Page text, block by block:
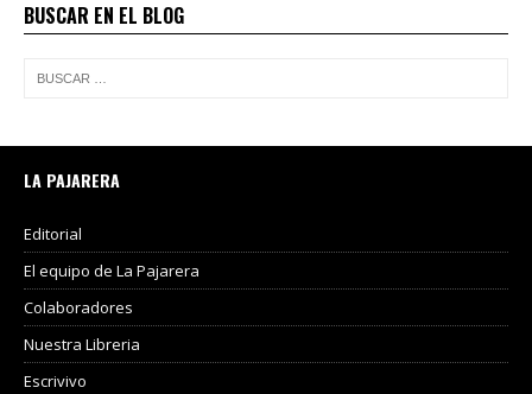
BUSCAR EN EL BLOG
LA PAJARERA
Editorial
El equipo de La Pajarera
Colaboradores
Nuestra Libreria
Escrivivo